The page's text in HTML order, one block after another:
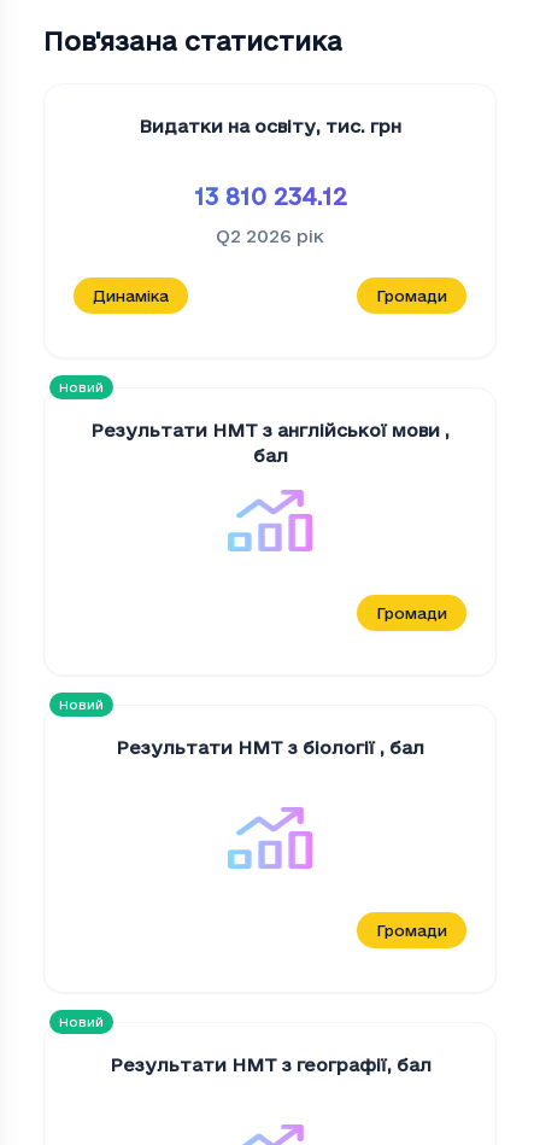
Пов'язана статистика
Видатки на освіту, тис. грн
13 810 234.12
Q2 2026 рік
Динаміка Громади
Новий
Результати НМТ з англійської мови ,
бал
Громади
Новий
Результати НМТ з біології , бал
Громади
Новий
Результати НМТ з географії, бал